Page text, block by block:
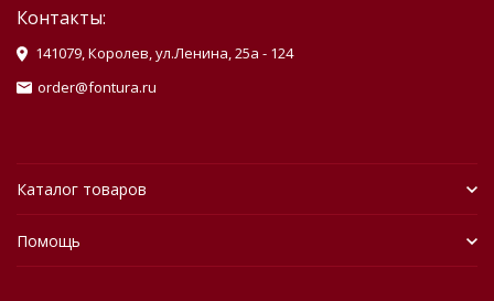
Контакты:
141079, Королев, ул.Ленина, 25а - 124
order@fontura.ru
Каталог товаров
Помощь